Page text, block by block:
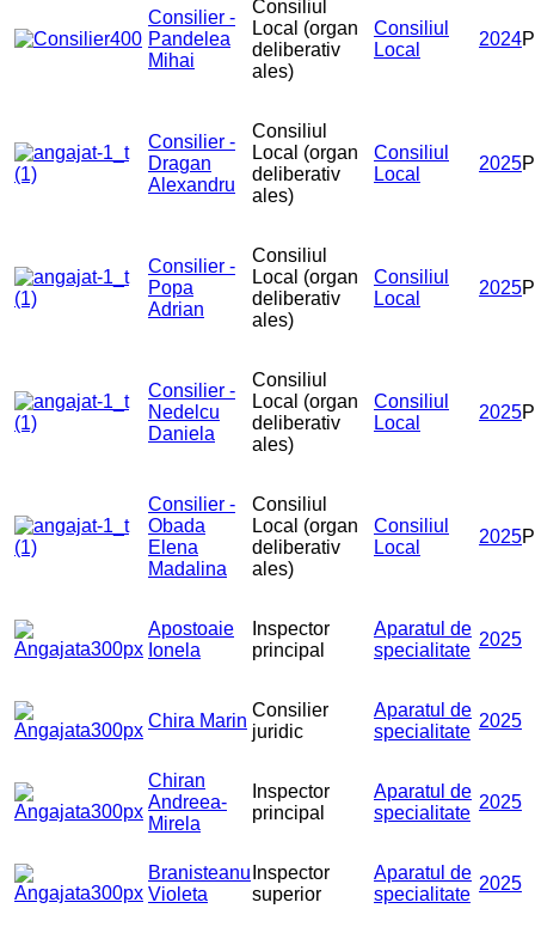
Consilier -
Pandelea
Mihai
Consiliul
Local (organ
deliberativ
ales)
Consiliul
Local
2024
Consilier -
Dragan
Alexandru
Consiliul
Local (organ
deliberativ
ales)
Consiliul
Local
2025
Consilier -
Popa
Adrian
Consiliul
Local (organ
deliberativ
ales)
Consiliul
Local
2025
Consilier -
Nedelcu
Daniela
Consiliul
Local (organ
deliberativ
ales)
Consiliul
Local
2025
Consilier -
Obada
Elena
Madalina
Consiliul
Local (organ
deliberativ
ales)
Consiliul
Local
2025
Apostoaie
Ionela
Inspector
principal
Aparatul de
specialitate
2025
Chira Marin
Consilier
juridic
Aparatul de
specialitate
2025
Chiran
Andreea-
Mirela
Inspector
principal
Aparatul de
specialitate
2025
Branisteanu
Violeta
Inspector
superior
Aparatul de
specialitate
2025